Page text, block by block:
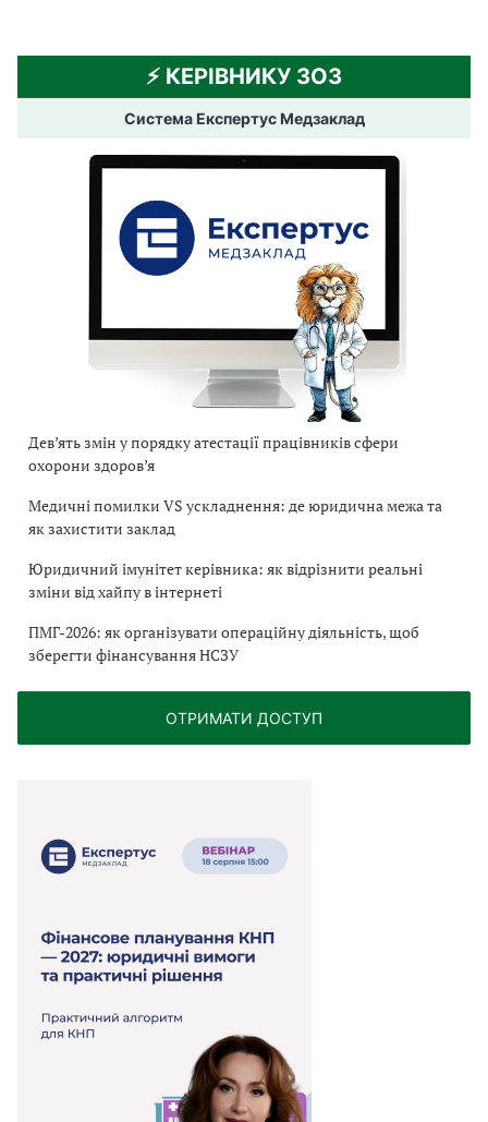
⚡️ КЕРІВНИКУ ЗОЗ
Система Експертус Медзаклад
Дев’ять змін у порядку атестації працівників сфери
охорони здоров’я
Медичні помилки VS ускладнення: де юридична межа та
як захистити заклад
Юридичний імунітет керівника: як відрізнити реальні
зміни від хайпу в інтернеті
ПМГ-2026: як організувати операційну діяльність, щоб
зберегти фінансування НСЗУ
ОТРИМАТИ ДОСТУП